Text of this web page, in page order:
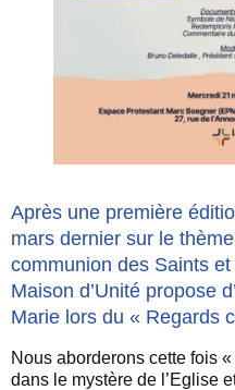
Après une première
mars dernier sur le
communion des Saints et
Maison d’Unité propose
Marie lors du « Regards
Nous aborderons cette fois
dans le mystère de l’Eglise